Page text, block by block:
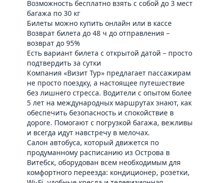
Возможность бесплатно взять с собой до 3 мест
багажа по 30 кг
Билеты можно купить онлайн или в кассе
Возврат билета до 48 ч до отправления –
возврат до 95%
Есть вариант билета с открытой датой – просто
подтвердить за сутки
Компания «Визит Тур» предлагает пассажирам
не просто поездку, а настоящее путешествие
без лишнего стресса. Водители с опытом более
5 лет на международных маршрутах знают, как
обеспечить безопасность и спокойствие в
дороге. Помогают с погрузкой багажа, вежливы
и всегда идут навстречу в мелочах.
Салон автобуса, который движется по
продуманному расписанию из Острова в
Витебск, оборудован всем необходимым для
комфортного переезда: кондиционер, розетки,